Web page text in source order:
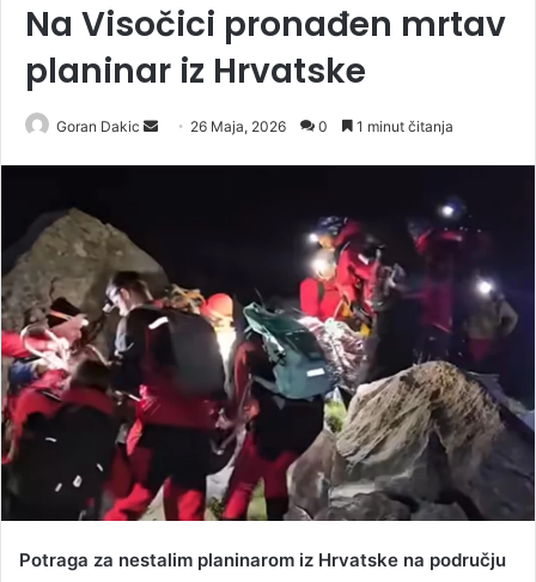
Na Visočici pronađen mrtav
planinar iz Hrvatske
Goran Dakic
n
e
m
26 Maja, 2026 0 1 minut čitanja
Potraga za nestalim planinarom iz Hrvatske na području